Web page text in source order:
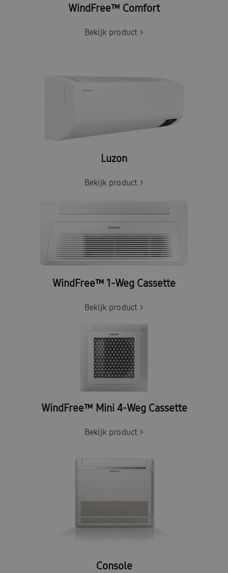
WindFree™ Comfort
Bekijk product >
Luzon
Bekijk product >
WindFree™ 1-Weg Cassette
Bekijk product >
WindFree™ Mini 4-Weg Cassette
Bekijk product >
Console